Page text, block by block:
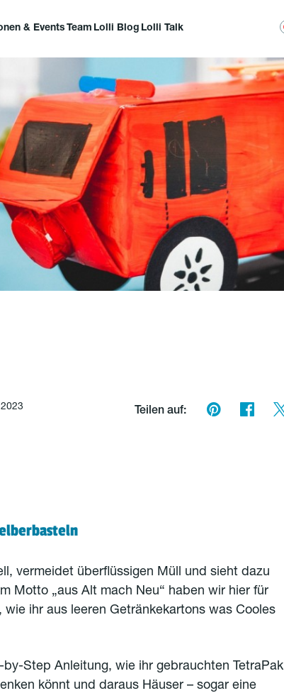
& Events Team Lolli Blog Lolli Talk
Teilen auf:
vermeidet überflüssigen Müll und sieht dazu
Motto „aus Alt mach Neu“ haben wir hier für
ihr aus leeren Getränkekartons was Cooles
Step Anleitung, wie ihr gebrauchten TetraPak
könnt und daraus Häuser – sogar eine